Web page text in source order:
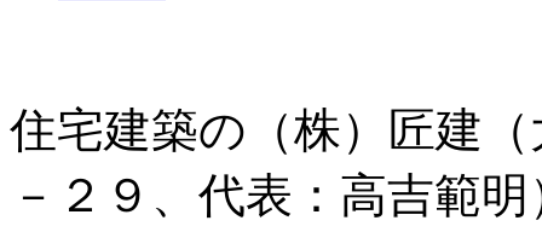
住宅建築の（株）匠建
－２９、代表：高吉範